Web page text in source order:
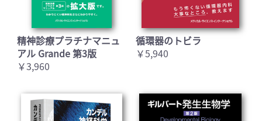
精神診療プラチナマニュ
アル Grande 第3版
￥3,960
循環器のトビラ
￥5,940